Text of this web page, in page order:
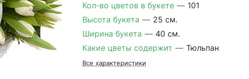
Кол-во цветов в букете — 101
Высота букета — 25 см.
Ширина букета — 40 см.
Какие цветы содержит — Тюльпан
Все характеристики